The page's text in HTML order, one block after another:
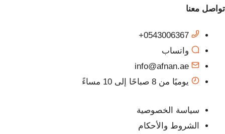
تواصل معنا
0543006367+
واتساب
info@afnan.ae
يوميًا من 8 صباحًا إلى 10 مساءً
سياسة الخصوصية
الشروط والأحكام